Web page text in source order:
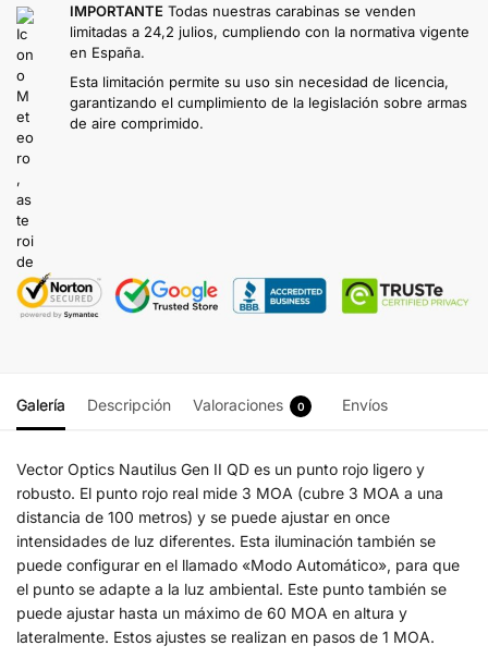
IMPORTANTE Todas nuestras carabinas se venden
limitadas a 24,2 julios, cumpliendo con la normativa vigente
en España.
Esta limitación permite su uso sin necesidad de licencia,
garantizando el cumplimiento de la legislación sobre armas
de aire comprimido.
Galería Descripción Valoraciones 0 Envíos
Vector Optics Nautilus Gen II QD es un punto rojo ligero y
robusto. El punto rojo real mide 3 MOA (cubre 3 MOA a una
distancia de 100 metros) y se puede ajustar en once
intensidades de luz diferentes. Esta iluminación también se
puede configurar en el llamado «Modo Automático», para que
el punto se adapte a la luz ambiental. Este punto también se
puede ajustar hasta un máximo de 60 MOA en altura y
lateralmente. Estos ajustes se realizan en pasos de 1 MOA.